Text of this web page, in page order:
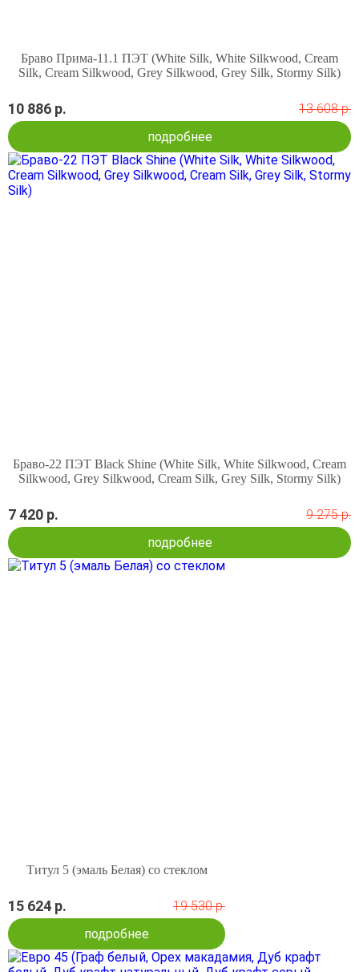
Браво Прима-11.1 ПЭТ (White Silk, White Silkwood, Cream
Silk, Cream Silkwood, Grey Silkwood, Grey Silk, Stormy Silk)
10 886 р.
13 608 р.
подробнее
Браво-22 ПЭТ Black Shine (White Silk, White Silkwood, Cream
Silkwood, Grey Silkwood, Cream Silk, Grey Silk, Stormy Silk)
7 420 р.
9 275 р.
подробнее
Титул 5 (эмаль Белая) со стеклом
15 624 р.
19 530 р.
подробнее